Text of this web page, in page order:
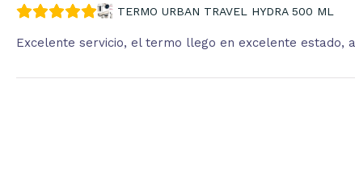
TERMO URBAN TRAVEL HYDRA 500 ML
Excelente servicio, el termo llego en excelente